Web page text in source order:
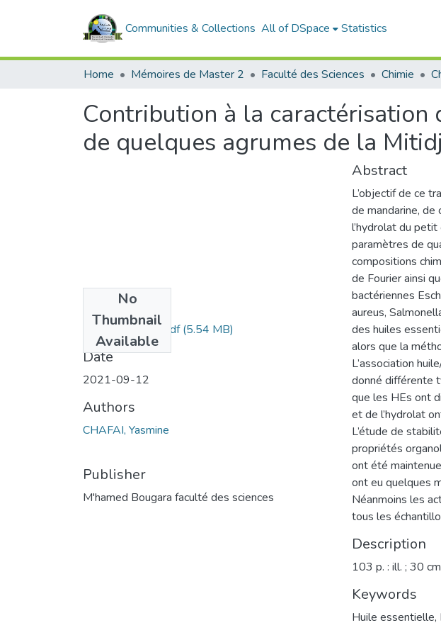
Communities & Collections All of DSpace Statistics
Home Mémoires de Master 2 Faculté des Sciences Chimie
Contribution à la caractérisation
de quelques agrumes de la
No
Thumbnail
Available
PDF MEMOIRE.pdf(5.54 MB)
Date
2021-09-12
Authors
CHAFAI, Yasmine
Publisher
M'hamed Bougara faculté des sciences
Abstract
L’objectif de ce
de mandarine, de
l’hydrolat du
paramètres de
compositions
de Fourier ainsi
bactériennes
aureus,
des huiles
alors que la
L’association
donné différente
que les HEs ont
et de l’hydrolat
L’étude de
propriétés
ont été
ont eu quelques
Néanmoins les
tous les
Description
103 p. : ill. ; 30
Keywords
Huile essentielle,